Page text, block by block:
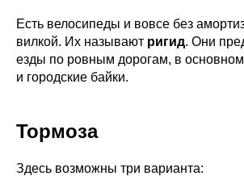
Есть велосипеды и вовсе без
вилкой. Их называют ригид. Они
езды по ровным дорогам, в
и городские байки.
Тормоза
Здесь возможны три варианта: